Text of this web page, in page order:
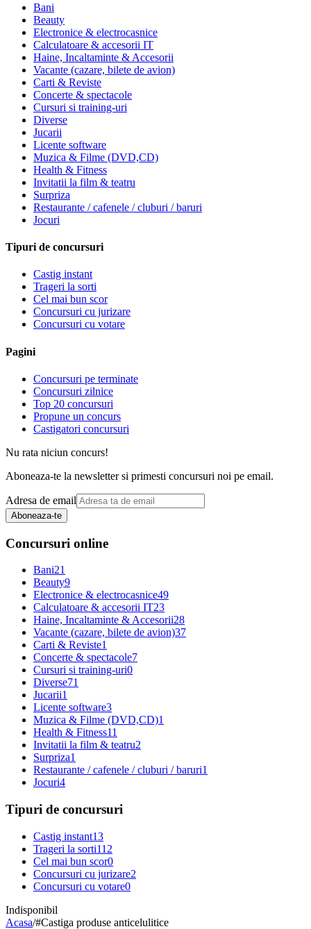
Bani
Beauty
Electronice & electrocasnice
Calculatoare & accesorii IT
Haine, Incaltaminte & Accesorii
Vacante (cazare, bilete de avion)
Carti & Reviste
Concerte & spectacole
Cursuri si training-uri
Diverse
Jucarii
Licente software
Muzica & Filme (DVD,CD)
Health & Fitness
Invitatii la film & teatru
Surpriza
Restaurante / cafenele / cluburi / baruri
Jocuri
Tipuri de concursuri
Castig instant
Trageri la sorti
Cel mai bun scor
Concursuri cu jurizare
Concursuri cu votare
Pagini
Concursuri pe terminate
Concursuri zilnice
Top 20 concursuri
Propune un concurs
Castigatori concursuri
Nu rata niciun concurs!
Aboneaza-te la newsletter si primesti concursuri noi pe email.
Adresa de email
Aboneaza-te
Concursuri online
Bani21
Beauty9
Electronice & electrocasnice49
Calculatoare & accesorii IT23
Haine, Incaltaminte & Accesorii28
Vacante (cazare, bilete de avion)37
Carti & Reviste1
Concerte & spectacole7
Cursuri si training-uri0
Diverse71
Jucarii1
Licente software3
Muzica & Filme (DVD,CD)1
Health & Fitness11
Invitatii la film & teatru2
Surpriza1
Restaurante / cafenele / cluburi / baruri1
Jocuri4
Tipuri de concursuri
Castig instant13
Trageri la sorti112
Cel mai bun scor0
Concursuri cu jurizare2
Concursuri cu votare0
Indisponibil
Acasa/#Castiga produse anticelulitice